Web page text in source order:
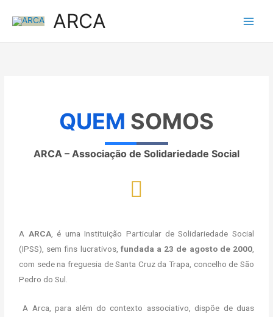
ARCA
QUEM SOMOS
ARCA – Associação de Solidariedade Social
A ARCA, é uma Instituição Particular de Solidariedade Social
(IPSS), sem fins lucrativos, fundada a 23 de agosto de 2000,
com sede na freguesia de Santa Cruz da Trapa, concelho de São
Pedro do Sul.
A Arca, para além do contexto associativo, dispõe de duas